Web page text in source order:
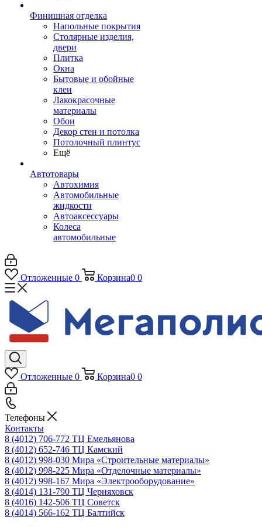
Финишная отделка
Напольные покрытия
Столярные изделия,
двери
Плитка
Окна
Бытовые и обойные
клеи
Лакокрасочные
материалы
Обои
Декор стен и потолка
Потолочный плинтус
Ещё
Автотовары
Автохимия
Автомобильные
жидкости
Автоаксессуары
Колеса
автомобильные
Отложенные 0 Корзина0 0
Отложенные 0 Корзина0 0
Телефоны
Контакты
8 (4012) 706-772 ТЦ Емельянова
8 (4012) 652-746 ТЦ Камский
8 (4012) 998-030 Мира «Строительные материалы»
8 (4012) 998-225 Мира «Отделочные материалы»
8 (4012) 998-167 Мира «Электрооборудование»
8 (4014) 131-790 ТЦ Черняховск
8 (4016) 142-506 ТЦ Советск
8 (4014) 566-162 ТЦ Балтийск